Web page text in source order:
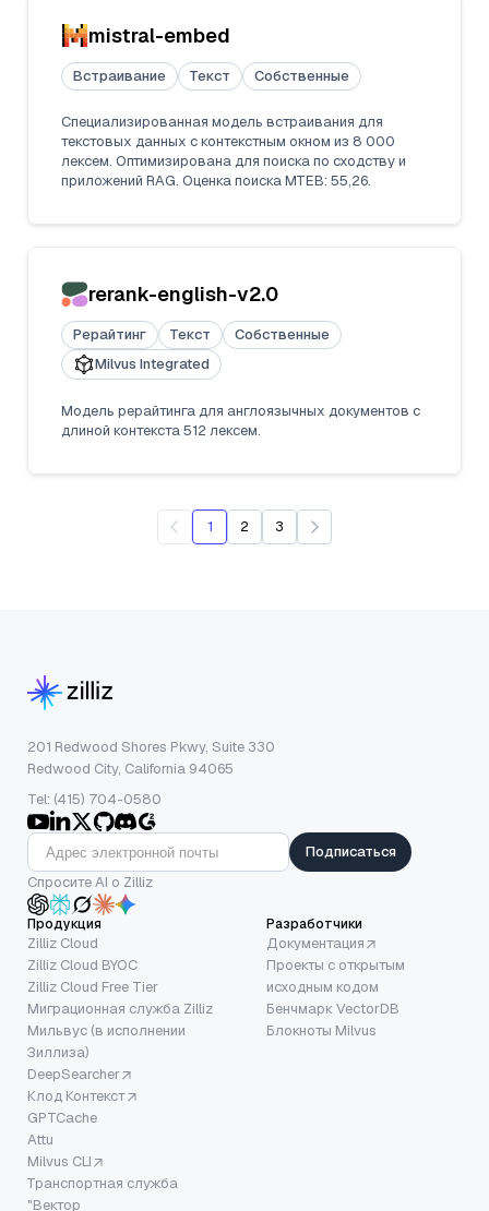
mistral-embed
Встраивание Текст Собственные
Специализированная модель встраивания для
текстовых данных с контекстным окном из 8 000
лексем. Оптимизирована для поиска по сходству и
приложений RAG. Оценка поиска MTEB: 55,26.
rerank-english-v2.0
Рерайтинг Текст
Собственные
Milvus Integrated
Модель рерайтинга для англоязычных документов с
длиной контекста 512 лексем.
1 2 3
201 Redwood Shores Pkwy, Suite 330
Redwood City, California 94065
Tel: (415) 704-0580
Подписаться
Спросите AI о Zilliz
Продукция
Zilliz Cloud
Zilliz Cloud BYOC
Zilliz Cloud Free Tier
Миграционная служба Zilliz
Мильвус (в исполнении
Зиллиза)
DeepSearcher
Клод Контекст
GPTCache
Attu
Milvus CLI
Транспортная служба
"Вектор
Разработчики
Документация
Проекты с открытым
исходным кодом
Бенчмарк VectorDB
Блокноты Milvus